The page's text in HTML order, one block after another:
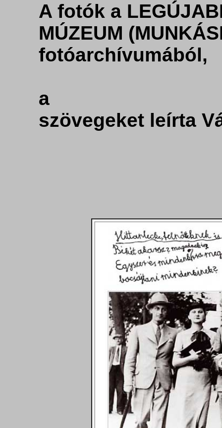
A fotók a
MÚZEUM
fotóarchívumából,
a
szövegeket leírta